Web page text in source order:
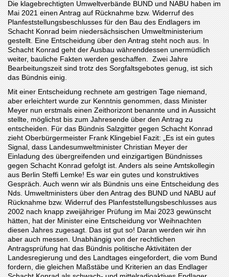
Die klagebrechtigten Umweltverbände BUND und NABU haben ­im
Mai 2021 einen Antrag auf Rücknahme bzw. Widerruf des
Planfeststellungsbeschlusses für den Bau des Endlagers im
Schacht Konrad beim niedersächsischen Umweltministerium
gestellt. Eine Entscheidung über den Antrag steht noch aus. In
Schacht Konrad geht der Ausbau währenddessen unermüdlich
weiter, bauliche Fakten werden geschaffen. Zwei Jahre
Bearbeitungszeit sind trotz des Sorgfaltsgebotes genug, ist sich
das Bündnis einig.
Mit einer Entscheidung rechnete am gestrigen Tage niemand,
aber erleichtert wurde zur Kenntnis genommen, dass Minister
Meyer nun erstmals einen Zeithorizont benannte und in Aussicht
stellte, möglichst bis zum Jahresende über den Antrag zu
entscheiden. Für das Bündnis Salzgitter gegen Schacht Konrad
zieht Oberbürgermeister Frank Klingebiel Fazit: „Es ist ein gutes
Signal, dass Landesumweltminister Christian Meyer der
Einladung des übergreifenden und einzigartigen Bündnisses
gegen Schacht Konrad gefolgt ist. Anders als seine Amtskollegin
aus Berlin Steffi Lemke! Es war ein gutes und konstruktives
Gespräch. Auch wenn wir als Bündnis uns eine Entscheidung des
Nds. Umweltministers über den Antrag des BUND und NABU auf
Rücknahme bzw. Widerruf des Planfeststellungsbeschlusses aus
2002 nach knapp zweijähriger Prüfung im Mai 2023 gewünscht
hätten, hat der Minister eine Entscheidung vor Weihnachten
diesen Jahres zugesagt. Das ist gut so! Daran werden wir ihn
aber auch messen. Unabhängig von der rechtlichen
Antragsprüfung hat das Bündnis politische Aktivitäten der
Landesregierung und des Landtages eingefordert, die vom Bund
fordern, die gleichen Maßstäbe und Kriterien an das Endlager